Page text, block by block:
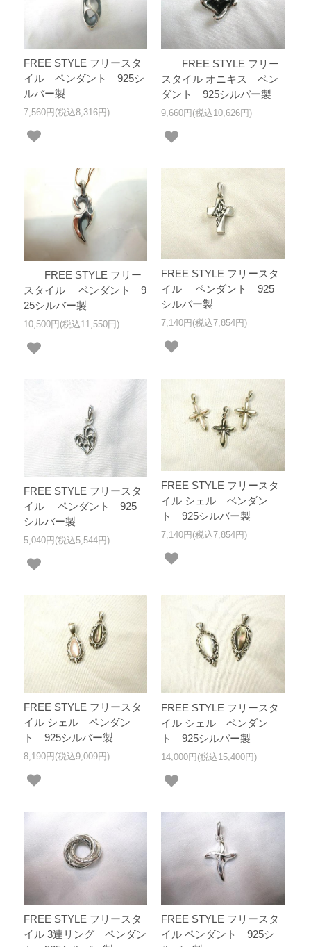
FREE STYLE フリースタ
イル ペンダント 925シ
ルバー製
7,560円(税込8,316円)
FREE STYLE フリー
スタイル オニキス ペン
ダント 925シルバー製
9,660円(税込10,626円)
FREE STYLE フリー
スタイル ペンダント 9
25シルバー製
10,500円(税込11,550円)
FREE STYLE フリースタ
イル ペンダント 925
シルバー製
7,140円(税込7,854円)
FREE STYLE フリースタ
イル ペンダント 925
シルバー製
5,040円(税込5,544円)
FREE STYLE フリースタ
イル シェル ペンダン
ト 925シルバー製
7,140円(税込7,854円)
FREE STYLE フリースタ
イル シェル ペンダン
ト 925シルバー製
8,190円(税込9,009円)
FREE STYLE フリースタ
イル シェル ペンダン
ト 925シルバー製
14,000円(税込15,400円)
FREE STYLE フリースタ
イル 3連リング ペンダン
FREE STYLE フリースタ
イル ペンダント 925シ